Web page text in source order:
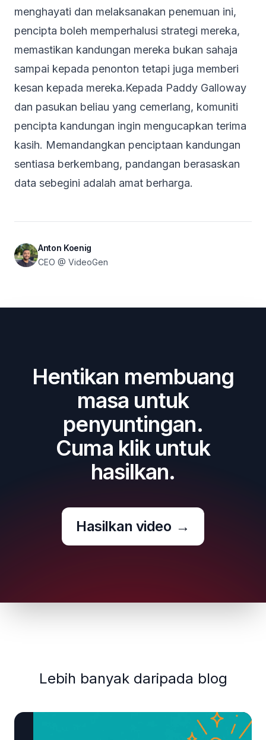
menghayati dan melaksanakan penemuan ini,
pencipta boleh memperhalusi strategi mereka,
memastikan kandungan mereka bukan sahaja
sampai kepada penonton tetapi juga memberi
kesan kepada mereka.Kepada Paddy Galloway
dan pasukan beliau yang cemerlang, komuniti
pencipta kandungan ingin mengucapkan terima
kasih. Memandangkan penciptaan kandungan
sentiasa berkembang, pandangan berasaskan
data sebegini adalah amat berharga.
Anton Koenig
CEO @ VideoGen
Hentikan membuang
masa untuk
penyuntingan.
Cuma klik untuk
hasilkan.
Hasilkan video →
Lebih banyak daripada blog